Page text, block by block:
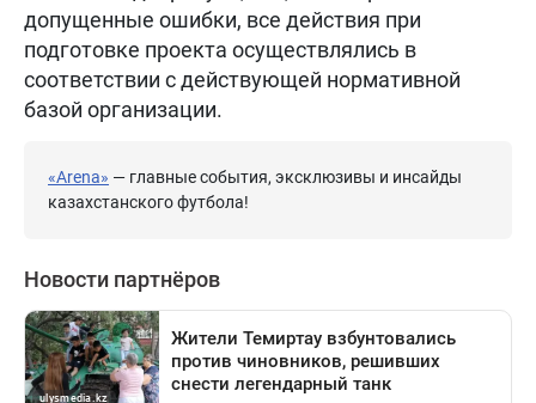
допущенные ошибки, все действия при
подготовке проекта осуществлялись в
соответствии с действующей нормативной
базой организации.
«Arena» — главные события, эксклюзивы и инсайды
казахстанского футбола!